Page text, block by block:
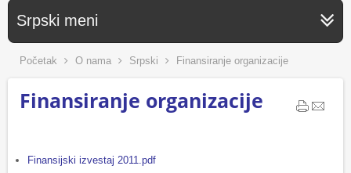
Srpski meni
Početak O nama Srpski Finansiranje organizacije
Finansiranje organizacije
Finansijski izvestaj 2011.pdf